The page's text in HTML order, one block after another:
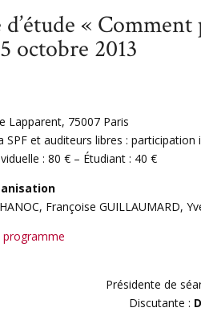
«
octobre 2013
Lapparent, 75007 Paris
SPF et auditeurs libres :
: 80 € – Étudiant : 40 €
Françoise GUILLAUMARD,
programme
Présidente de
Discutante :